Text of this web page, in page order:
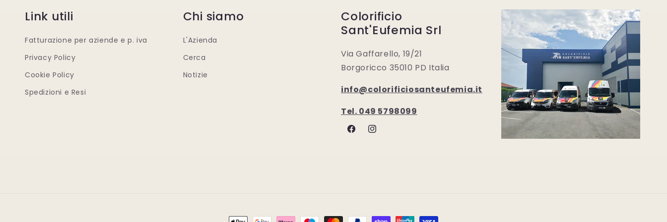
Link utili
Fatturazione per aziende e p. iva
Privacy Policy
Cookie Policy
Spedizioni e Resi
Chi siamo
L'Azienda
Cerca
Notizie
Colorificio
Sant'Eufemia Srl
Via Gaffarello, 19/21
Borgoricco 35010 PD Italia
info@colorificiosanteufemia.it
Tel. 049 5798099
FacebookInstagram